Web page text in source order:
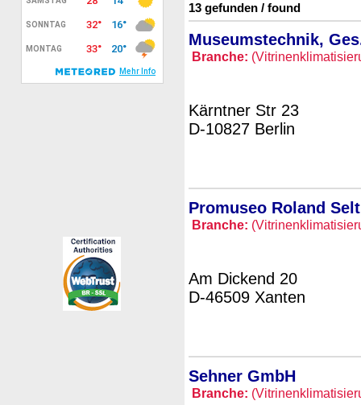
13 gefunden / found
Museumstechnik,
Branche:
Kärntner Str 23
D-10827 Berlin
Promuseo Roland
Branche:
Am Dickend 20
D-46509 Xanten
Sehner GmbH
Branche: